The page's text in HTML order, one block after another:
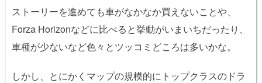
ストーリーを進めても車がなかなか買えないことや、
Forza Horizonなどに比べると挙動がいまいちだったり、
車種が少ないなど色々とツッコミどころは多いかな。
しかし、とにかくマップの規模的にトップクラスのドラ